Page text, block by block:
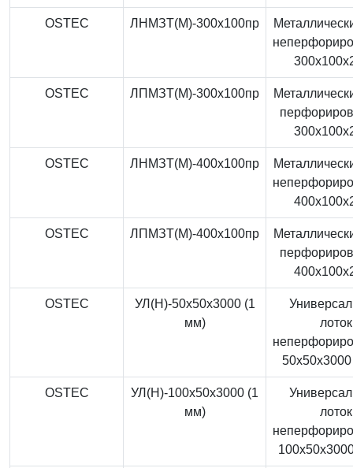
OSTEC ЛНМЗТ(М)-300x100пр
OSTEC ЛПМЗТ(М)-300x100пр
OSTEC ЛНМЗТ(М)-400x100пр
OSTEC ЛПМЗТ(М)-400x100пр
OSTEC
УЛ(Н)-50x50x3000 (1
мм)
лоток
OSTEC
УЛ(Н)-100x50x3000 (1
мм)
лоток